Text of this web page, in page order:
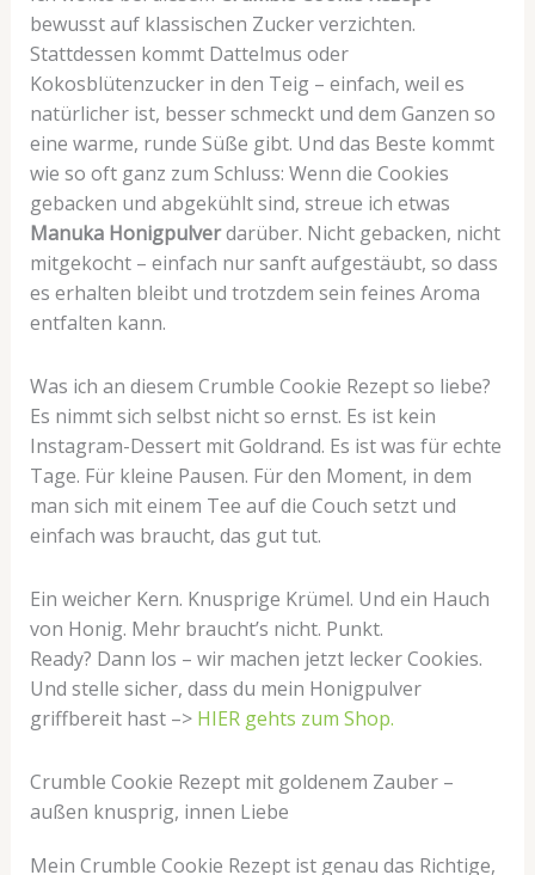
bewusst auf klassischen Zucker verzichten.
Stattdessen kommt Dattelmus oder
Kokosblütenzucker in den Teig – einfach, weil es
natürlicher ist, besser schmeckt und dem Ganzen so
eine warme, runde Süße gibt. Und das Beste kommt
wie so oft ganz zum Schluss: Wenn die Cookies
gebacken und abgekühlt sind, streue ich etwas
Manuka Honigpulverdarüber. Nicht gebacken, nicht
mitgekocht – einfach nur sanft aufgestäubt, so dass
es erhalten bleibt und trotzdem sein feines Aroma
entfalten kann.
Was ich an diesem Crumble Cookie Rezeptso liebe?
Es nimmt sich selbst nicht so ernst. Es ist kein
Instagram-Dessert mit Goldrand. Es ist was für echte
Tage. Für kleine Pausen. Für den Moment, in dem
man sich mit einem Tee auf die Couch setzt und
einfach was braucht, das gut tut.
Ein weicher Kern. Knusprige Krümel. Und ein Hauch
von Honig. Mehr braucht’s nicht. Punkt.
Ready? Dann los – wir machen jetzt lecker Cookies.
Und stelle sicher, dass du mein Honigpulver
griffbereit hast –> HIER gehts zum Shop.
Crumble Cookie Rezept mit goldenem Zauber –
außen knusprig, innen Liebe
Mein Crumble Cookie Rezept ist genau das Richtige,